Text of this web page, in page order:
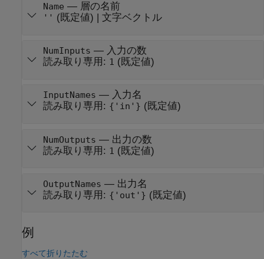
Name — 層の名前
'' (既定値) | 文字ベクトル
NumInputs — 入力の数
読み取り専用: 1 (既定値)
InputNames — 入力名
読み取り専用: {'in'} (既定値)
NumOutputs — 出力の数
読み取り専用: 1 (既定値)
OutputNames — 出力名
読み取り専用: {'out'} (既定値)
例
すべて折りたたむ